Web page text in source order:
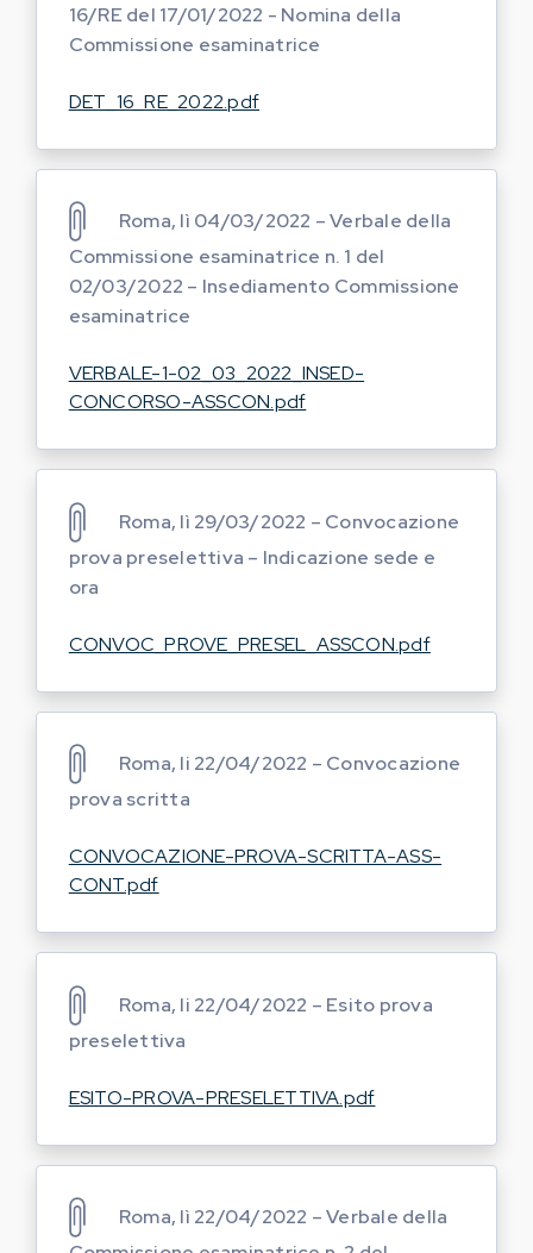
16/RE del 17/01/2022 - Nomina della
Commissione esaminatrice
DET_16_RE_2022.pdf
Roma, lì 04/03/2022 – Verbale della
Commissione esaminatrice n. 1 del
02/03/2022 – Insediamento Commissione
esaminatrice
VERBALE-1-02_03_2022_INSED-
CONCORSO-ASSCON.pdf
Roma, lì 29/03/2022 – Convocazione
prova preselettiva – Indicazione sede e
ora
CONVOC_PROVE_PRESEL_ASSCON.pdf
Roma, li 22/04/2022 – Convocazione
prova scritta
CONVOCAZIONE-PROVA-SCRITTA-ASS-
CONT.pdf
Roma, li 22/04/2022 – Esito prova
preselettiva
ESITO-PROVA-PRESELETTIVA.pdf
Roma, lì 22/04/2022 – Verbale della